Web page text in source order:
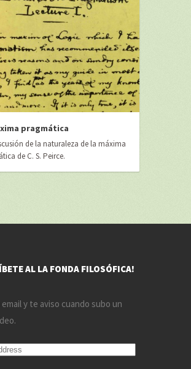
pragmática
de la naturaleza de la máxima
de C. S. Peirce.
AL LA FONDA FILOSÓFICA!
y te aviso cuando subo un